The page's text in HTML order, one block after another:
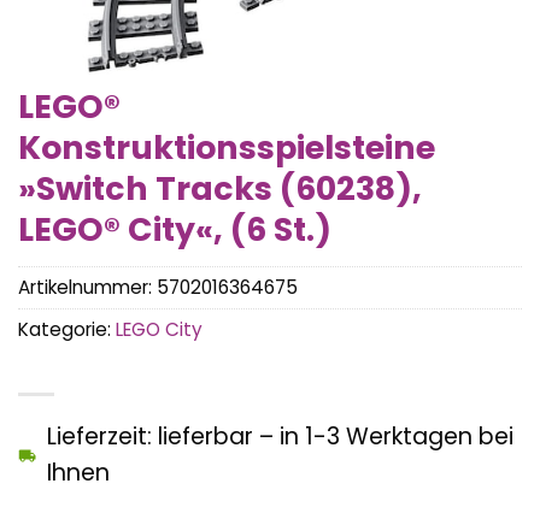
LEGO®
Konstruktionsspielsteine
»Switch Tracks (60238),
LEGO® City«, (6 St.)
Lieferzeit: lieferbar – in 1-3 Werktagen bei
Ihnen
Artikelnummer: 5702016364675
Kategorie: LEGO City